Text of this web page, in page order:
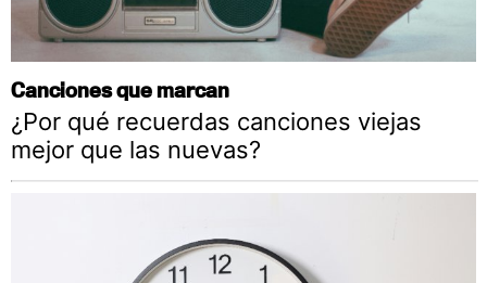
Canciones que marcan
¿Por qué recuerdas canciones viejas
mejor que las nuevas?